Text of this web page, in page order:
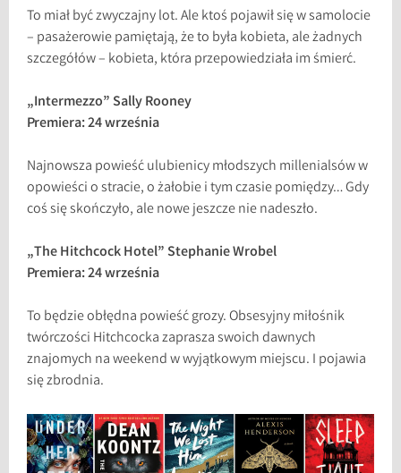
To miał być zwyczajny lot. Ale ktoś pojawił się w samolocie
– pasażerowie pamiętają, że to była kobieta, ale żadnych
szczegółów – kobieta, która przepowiedziała im śmierć.
„Intermezzo” Sally Rooney
Premiera: 24 września
Najnowsza powieść ulubienicy młodszych millenialsów w
opowieści o stracie, o żałobie i tym czasie pomiędzy… Gdy
coś się skończyło, ale nowe jeszcze nie nadeszło.
„The Hitchcock Hotel” Stephanie Wrobel
Premiera: 24 września
To będzie obłędna powieść grozy. Obsesyjny miłośnik
twórczości Hitchcocka zaprasza swoich dawnych
znajomych na weekend w wyjątkowym miejscu. I pojawia
się zbrodnia.